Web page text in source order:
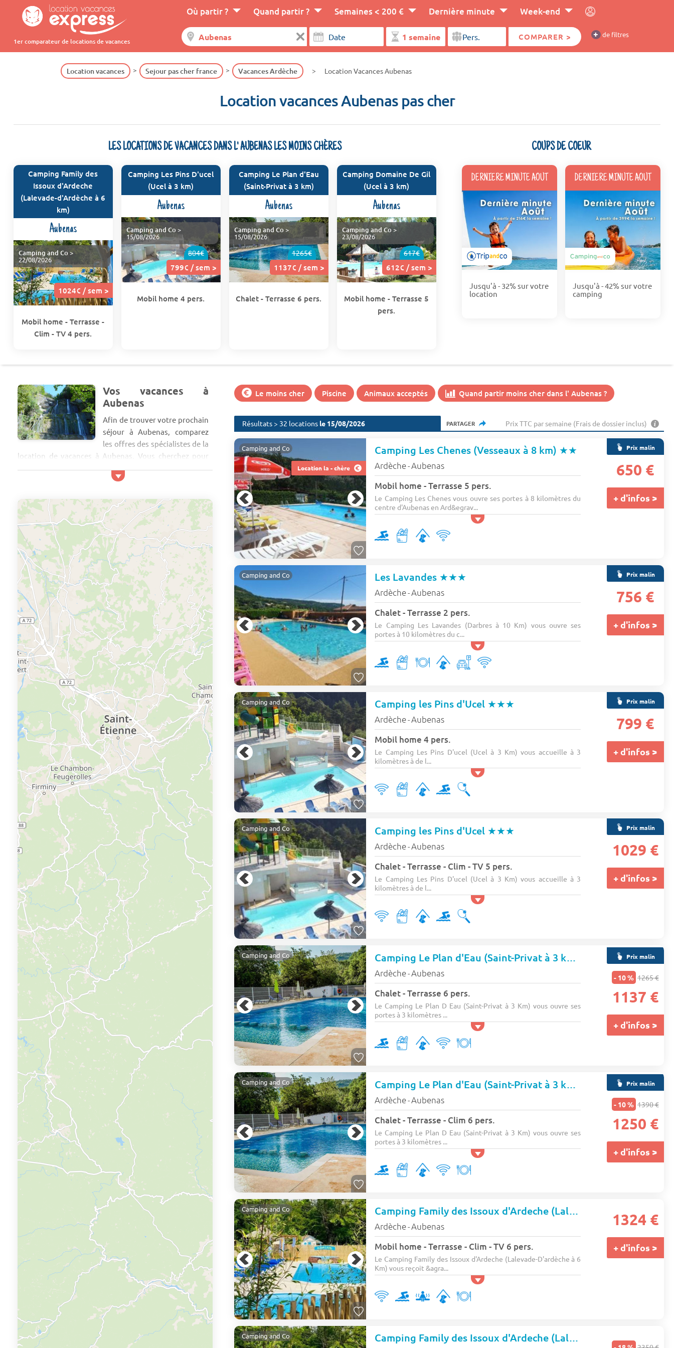
1er comparateur de locations de vacances
Où partir ? Quand partir ? Semaines < 200 € Dernière minute Week-end
COMPARER > + de filtres
Location vacances Sejour pas cher france Vacances Ardèche Location Vacances Aubenas
Location vacances Aubenas pas cher
LES LOCATIONS DE VACANCES DANS L' AUBENAS LES MOINS CHÈRES
Camping Family des
Issoux d'Ardeche
(Lalevade-d'Ardèche à 6
km)
Aubenas
1024€ / sem >
Camping and Co >
22/08/2026
Mobil home - Terrasse -
Clim - TV 4 pers.
Camping Les Pins D'ucel
(Ucel à 3 km)
Aubenas
804€
799€ / sem >
Camping and Co >
15/08/2026
Mobil home 4 pers.
Camping Le Plan d'Eau
(Saint-Privat à 3 km)
Aubenas
1265€
1137€ / sem >
Camping and Co >
15/08/2026
Chalet - Terrasse 6 pers.
Camping Domaine De Gil
(Ucel à 3 km)
Aubenas
617€
612€ / sem >
Camping and Co>
23/08/2026
Mobil home - Terrasse 5
pers.
COUPS DE COEUR
DERNIERE MINUTE AOUT
Jusqu'à - 32% sur votre
location
DERNIERE MINUTE AOUT
Jusqu'à - 42% sur votre
camping
Vos vacances à
Aubenas
Afin de trouver votre prochain
séjour à Aubenas, comparez
les offres des spécialistes de la
location de vacances à Aubenas. Vous cherchez pour
des vacances en famille ou entre amis un séjour pas
cher en appartement à Aubenas ? Nous vous proposons
critères parmi des centaines d'offres de la région
Ardèche. Vous pourrez, avec notre moteur de
comparaison, trouver facilement le prix le plus ba...
Le moins cher Piscine Animaux acceptés Quand partir moins cher dans l' Aubenas ?
Résultats > 32 locations le 15/08/2026 PARTAGER Prix TTC par semaine (Frais de dossier inclus)
Location la - chère
Camping and Co Camping Les Chenes (Vesseaux à 8 km) ★★
Ardèche-Aubenas
Mobil home - Terrasse 5 pers.
Le Camping Les Chenes vous ouvre ses portes à 8 kilomètres du
centre d'Aubenas en Ard&egrav...
Prix malin
650 €
+ d'infos >
Camping and Co Les Lavandes ★★★
Ardèche-Aubenas
Chalet - Terrasse 2 pers.
Le Camping Les Lavandes (Darbres à 10 Km) vous ouvre ses
portes à 10 kilomètres du c...
Prix malin
756 €
+ d'infos >
Camping and Co Camping les Pins d'Ucel ★★★
Ardèche-Aubenas
Mobil home 4 pers.
Le Camping Les Pins D'ucel (Ucel à 3 Km) vous accueille à 3
kilomètres à de l...
Prix malin
799 €
+ d'infos >
Camping and Co Camping les Pins d'Ucel ★★★
Ardèche-Aubenas
Chalet - Terrasse - Clim - TV 5 pers.
Le Camping Les Pins D'ucel (Ucel à 3 Km) vous accueille à 3
kilomètres à de l...
Prix malin
1029 €
+ d'infos >
Camping and Co Camping Le Plan d'Eau (Saint-Privat à 3 km) ★★★★
Ardèche-Aubenas
Chalet - Terrasse 6 pers.
Le Camping Le Plan D Eau (Saint-Privat à 3 Km) vous ouvre ses
portes à 3 kilomètres ...
Prix malin
- 10 % 1265 €
1137 €
+ d'infos >
Camping and Co Camping Le Plan d'Eau (Saint-Privat à 3 km) ★★★★
Ardèche-Aubenas
Chalet - Terrasse - Clim 6 pers.
Le Camping Le Plan D Eau (Saint-Privat à 3 Km) vous ouvre ses
portes à 3 kilomètres ...
Prix malin
- 10 % 1390 €
1250 €
+ d'infos >
Camping and Co Camping Family des Issoux d'Ardeche (Lalevade-d'Ardèche à 6 km)
Ardèche-Aubenas
Mobil home - Terrasse - Clim - TV 6 pers.
Le Camping Family des Issoux d'Ardeche (Lalevade-D'ardèche à 6
Km) vous reçoit &agra...
1324 €
+ d'infos >
Camping and Co Camping Family des Issoux d'Ardeche (Lalevade-d'Ardèche à 6 km)